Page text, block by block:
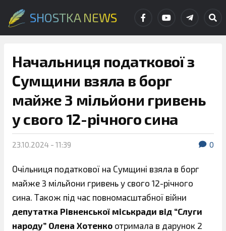
SHOSTKA NEWS
Начальниця податкової з
Сумщини взяла в борг
майже 3 мільйони гривень
у свого 12-річного сина
23.10.2024 - 11:39 0
Очільниця податкової на Сумщині взяла в борг
майже 3 мільйони гривень у свого 12-річного
сина. Також під час повномасштабної війни
депутатка Рівненської міськради від “Слуги
народу” Олена Хотенко отримала в дарунок 2